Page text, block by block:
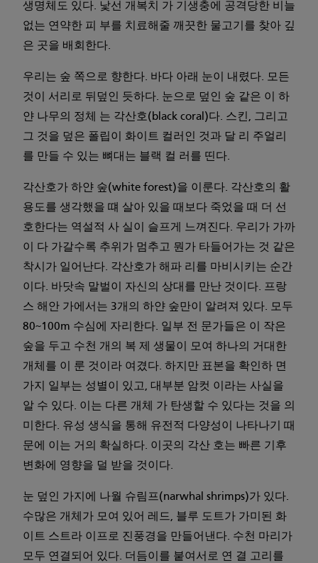
생명체도 있다. 낯선 개복치 가 기생충에 공격당한 비늘
없는 연약한 피 부를 치료해줄 깨끗한 물고기를 찾아 깊
은 곳을 배회한다.
우리는 숲 쪽으로 향한다. 바다 아래 눈이 내렸다. 모든
것이 서리로 뒤덮인 듯하다. 눈으로 덮인 숲 같은 이 하
얀 나무의 정체 는 각산호(black coral)다. 스킨, 그리고
그 것을 덮은 폴립이 화이트 컬러인 것과 달 리 주얼리
를 만들 수 있는 뼈대는 블랙 컬 러를 띤다.
각산호가 하얀 숲(white forest)을 이룬다. 각산호의 활
용도를 생각했을 떄 살아 있을 때보다 죽었을 때 더 선
호한다는 역설적 사 실이 슬프게 느껴진다. 우리가 가까
이 다 가갈수록 추위가 멈추고 뭔가 타들어가는 것 같은
착시가 일어난다. 각산호가 해파 리를 마비시키는 순간
이다. 바닷속 말벌이 자신의 상대를 만난 것이다. 프랑
스 해안 가에서는 3개의 하얀 숲만이 알려져 있다. 모두
80~100m 수심에 자리한다. 일부 전 문가들은 이 작은
숲을 두고 수천 개의 복 제 생물이 모여 하나의 거대한
개체를 이 룬 것이라 여겼다. 하지만 표본을 확인하 면
가지 일부는 성별이 있고, 대부분 암컷 이라는 사실을
알 수 있다. 이는 다른 개체 가 탄생할 수 있다는 것을 의
미한다. 유성 생식을 통해 유전적 다양성이 나타나기 때
문에 이는 거의 확실하다. 이곳의 각산 호는 빠른 기후
변화에 영향을 덜 받을 것이다.
눈 덮인 가지에 나월 슈림프(narwhal shrimps)가 있다.
수많은 개체가 모여 있어 레드, 블루 도트가 가미된 화
이트 스트라 이프로 진풍경을 만들어낸다. 수천 마리가
모두 연결되어 있다. 더듬이를 붙여서로 연 결 고리를